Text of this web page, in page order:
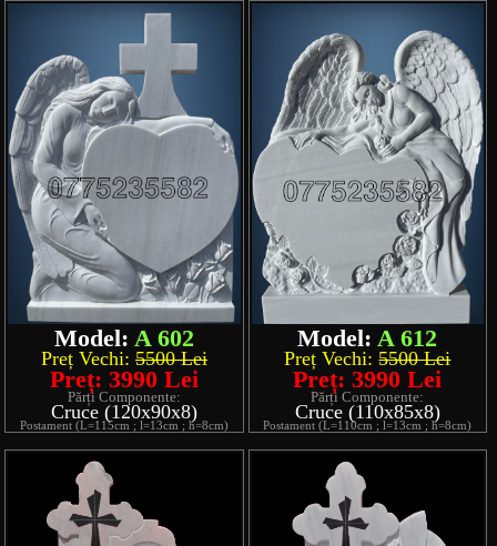
Model: A 602
Preț Vechi: 5500 Lei
Preț: 3990 Lei
Părți Componente:
Cruce (120x90x8)
Postament (L=115cm ; l=13cm ; h=8cm)
Model: A 612
Preț Vechi:5500 Lei
Preț: 3990 Lei
Părți Componente:
Cruce (110x85x8)
Postament (L=110cm ; l=13cm ; h=8cm)